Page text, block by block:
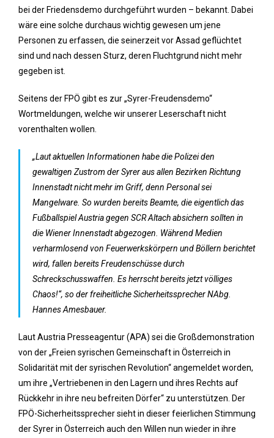
bei der Friedensdemo durchgeführt wurden – bekannt. Dabei
wäre eine solche durchaus wichtig gewesen um jene
Personen zu erfassen, die seinerzeit vor Assad geflüchtet
sind und nach dessen Sturz, deren Fluchtgrund nicht mehr
gegeben ist.
Seitens der FPÖ gibt es zur „Syrer-Freudensdemo“
Wortmeldungen, welche wir unserer Leserschaft nicht
vorenthalten wollen.
„Laut aktuellen Informationen habe die Polizei den
gewaltigen Zustrom der Syrer aus allen Bezirken Richtung
Innenstadt nicht mehr im Griff, denn Personal sei
Mangelware. So wurden bereits Beamte, die eigentlich das
Fußballspiel Austria gegen SCR Altach absichern sollten in
die Wiener Innenstadt abgezogen. Während Medien
verharmlosend von Feuerwerkskörpern und Böllern berichtet
wird, fallen bereits Freudenschüsse durch
Schreckschusswaffen. Es herrscht bereits jetzt völliges
Chaos!“, so der freiheitliche Sicherheitssprecher NAbg.
Hannes Amesbauer.
Laut Austria Presseagentur (APA) sei die Großdemonstration
von der „Freien syrischen Gemeinschaft in Österreich in
Solidarität mit der syrischen Revolution“ angemeldet worden,
um ihre „Vertriebenen in den Lagern und ihres Rechts auf
Rückkehr in ihre neu befreiten Dörfer“ zu unterstützen. Der
FPÖ-Sicherheitssprecher sieht in dieser feierlichen Stimmung
der Syrer in Österreich auch den Willen nun wieder in ihre